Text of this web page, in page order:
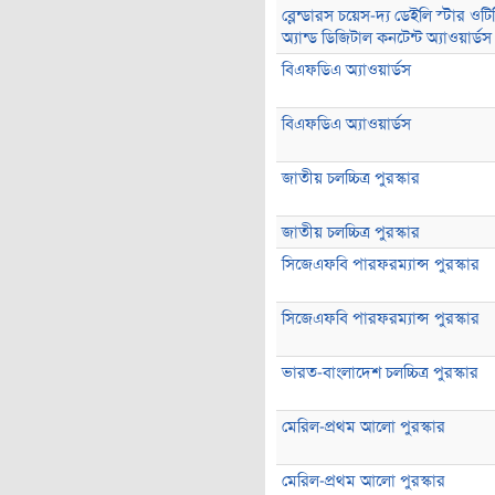
ব্লেন্ডারস চয়েস-দ্য ডেইলি স্টার
অ্যান্ড ডিজিটাল কনটেন্ট অ্যাওয়ার্ডস
বিএফডিএ অ্যাওয়ার্ডস
বিএফডিএ অ্যাওয়ার্ডস
জাতীয় চলচ্চিত্র পুরস্কার
জাতীয় চলচ্চিত্র পুরস্কার
সিজেএফবি পারফরম্যান্স পুরস্কার
সিজেএফবি পারফরম্যান্স পুরস্কার
ভারত-বাংলাদেশ চলচ্চিত্র পুরস্কার
মেরিল-প্রথম আলো পুরস্কার
মেরিল-প্রথম আলো পুরস্কার